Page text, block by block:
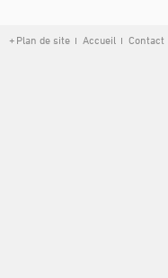
Plan de site Accueil Contact